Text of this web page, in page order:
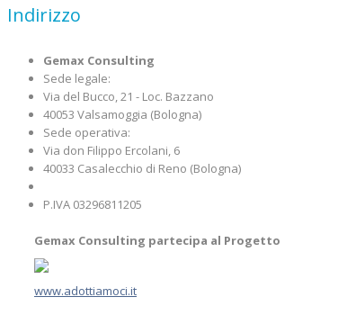
Indirizzo
Gemax Consulting
Sede legale:
Via del Bucco, 21 - Loc. Bazzano
40053 Valsamoggia (Bologna)
Sede operativa:
Via don Filippo Ercolani, 6
40033 Casalecchio di Reno (Bologna)
P.IVA 03296811205
Gemax Consulting partecipa al Progetto
www.adottiamoci.it